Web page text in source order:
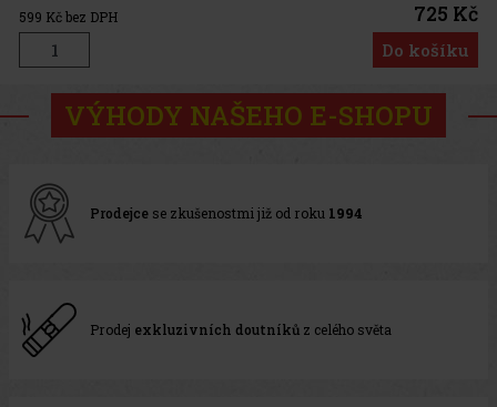
599 Kč bez DPH 725 Kč
Do košíku
VÝHODY NAŠEHO E-SHOPU
Prodejce se zkušenostmi již od roku 1994
Prodej exkluzivních doutníků z celého světa